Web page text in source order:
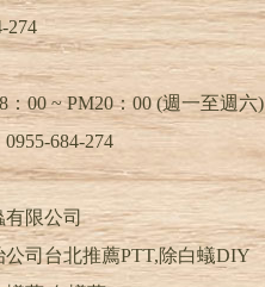
274
00 ~ PM20：00 (週一至週六)
684-274
有限公司
司台北推薦PTT,除白蟻DIY